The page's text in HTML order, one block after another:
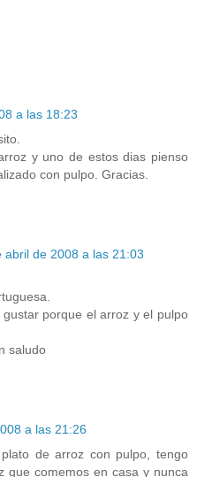
a las 18:23
y uno de estos dias pienso
con pulpo. Gracias.
abril de 2008 a las 21:03
porque el arroz y el pulpo
saludo
a las 21:26
de arroz con pulpo, tengo
que comemos en casa y nunca